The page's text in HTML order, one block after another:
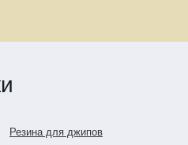
Резина для джипов